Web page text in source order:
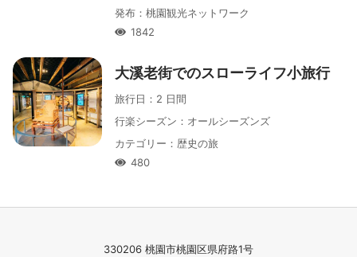
発布 ： 桃園観光ネットワーク
人氣1842
大溪老街でのスローライフ小旅行
旅行日 ： 2 日間
行楽シーズン ： オールシーズンズ
カテゴリー ： 歴史の旅
人氣480
330206 桃園市桃園区県府路1号